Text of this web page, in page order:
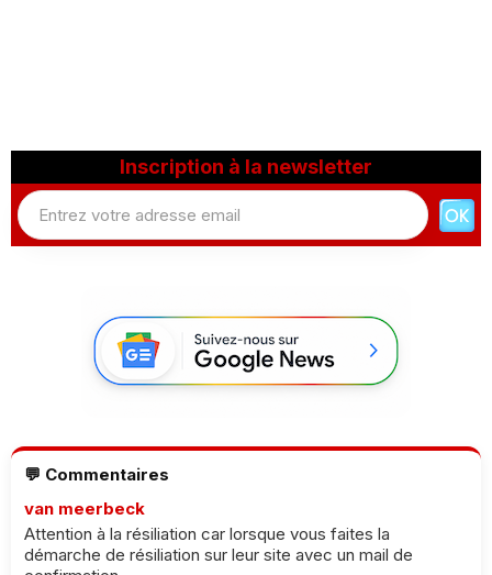
Inscription à la newsletter
💬 Commentaires
van meerbeck
Attention à la résiliation car lorsque vous faites la
démarche de résiliation sur leur site avec un mail de